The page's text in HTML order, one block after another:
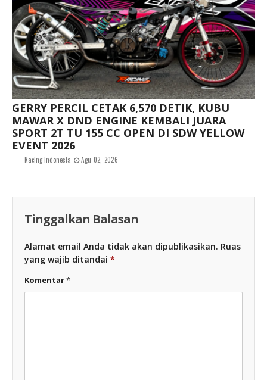
GERRY PERCIL CETAK 6,570 DETIK, KUBU
MAWAR X DND ENGINE KEMBALI JUARA
SPORT 2T TU 155 CC OPEN DI SDW YELLOW
EVENT 2026
Racing Indonesia Agu 02, 2026
Tinggalkan Balasan
Alamat email Anda tidak akan dipublikasikan. Ruas
yang wajib ditandai *
Komentar*